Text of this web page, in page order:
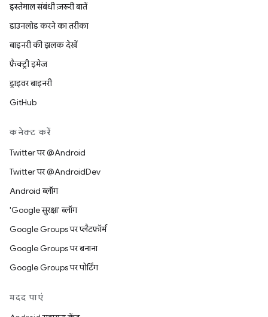
इस्तेमाल संबंधी ज़रूरी बातें
डाउनलोड करने का तरीका
बाइनरी की झलक देखें
फ़ैक्ट्री इमेज
ड्राइवर बाइनरी
GitHub
कनेक्ट करें
Twitter पर @Android
Twitter पर @AndroidDev
Android ब्लॉग
'Google सुरक्षा' ब्लॉग
Google Groups पर प्लैटफ़ॉर्म
Google Groups पर बनाना
Google Groups पर पोर्टिंग
मदद पाएं